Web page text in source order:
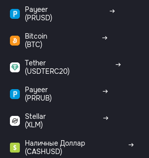
Payeer
(PRUSD)
Bitcoin
(BTC)
Tether
(USDTERC20)
Payeer
(PRRUB)
Stellar
(XLM)
Наличные Доллар
(CASHUSD)